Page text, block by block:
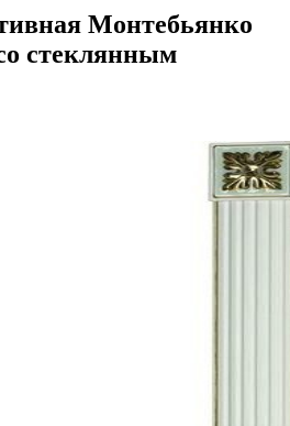
Монтебьянко
стеклянным